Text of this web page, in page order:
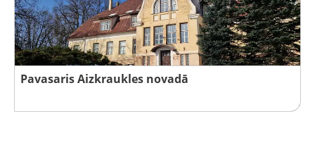
Pavasaris Aizkraukles novadā